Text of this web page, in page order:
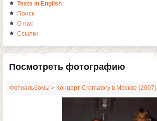
Texts in English
Поиск
О нас
Ссылки
Посмотреть фотографию
Фотоальбомы > Концерт Crematory в Москве (2007)